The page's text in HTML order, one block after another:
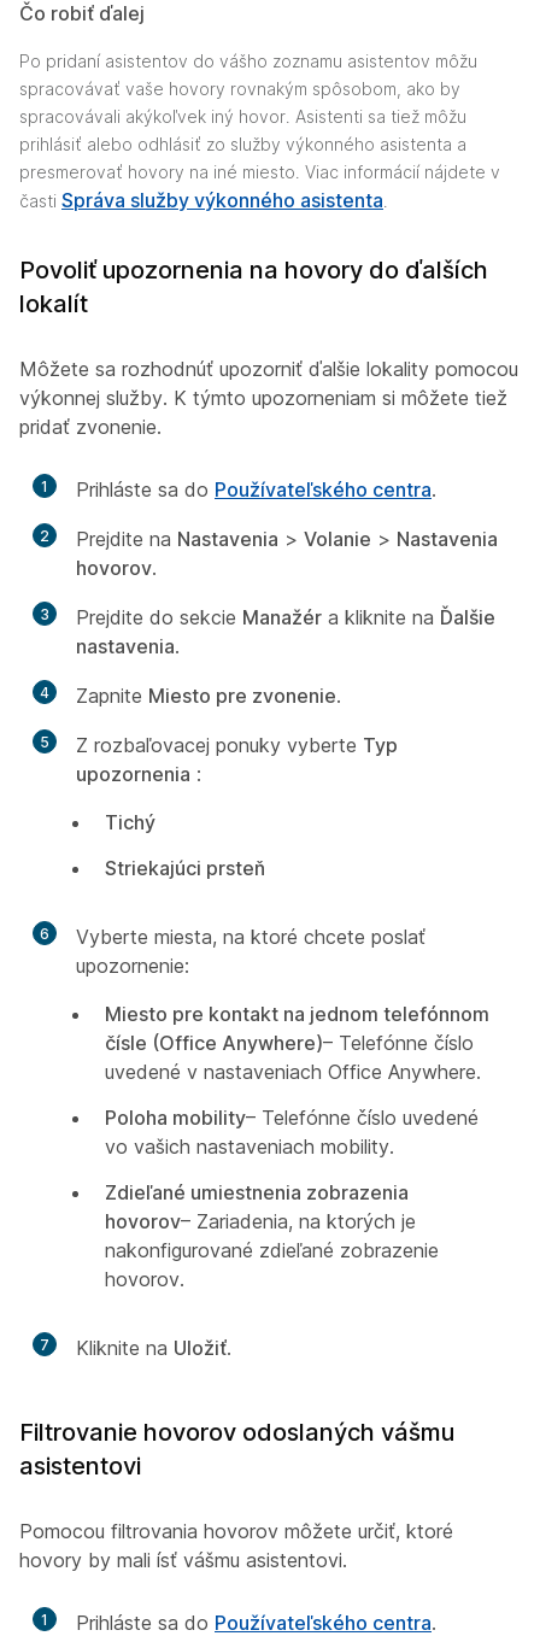
Čo robiť ďalej
Po pridaní asistentov do vášho zoznamu asistentov môžu
spracovávať vaše hovory rovnakým spôsobom, ako by
spracovávali akýkoľvek iný hovor. Asistenti sa tiež môžu
prihlásiť alebo odhlásiť zo služby výkonného asistenta a
presmerovať hovory na iné miesto. Viac informácií nájdete v
časti Správa služby výkonného asistenta
Povoliť upozornenia na hovory do ďalších
lokalít
Môžete sa rozhodnúť upozorniť ďalšie lokality pomocou
výkonnej služby. K týmto upozorneniam si môžete tiež
pridať zvonenie.
1 Prihláste sa do Používateľského centra.
2 Prejdite na Nastavenia > Volanie > Nastavenia
hovorov.
3 Prejdite do sekcie Manažér a kliknite na Ďalšie
nastavenia.
4 Zapnite Miesto pre zvonenie.
5 Z rozbaľovacej ponuky vyberte Typ
upozornenia :
Tichý
Striekajúci prsteň
6
Vyberte miesta, na ktoré chcete poslať
upozornenie:
Miesto pre kontakt na jednom telefónnom
čísle (Office Anywhere)– Telefónne číslo
uvedené v nastaveniach Office Anywhere.
Poloha mobility– Telefónne číslo uvedené
vo vašich nastaveniach mobility.
Zdieľané umiestnenia zobrazenia
hovorov– Zariadenia, na ktorých je
nakonfigurované zdieľané zobrazenie
hovorov.
7 Kliknite na Uložiť.
Filtrovanie hovorov odoslaných vášmu
asistentovi
Pomocou filtrovania hovorov môžete určiť, ktoré
hovory by mali ísť vášmu asistentovi.
1 Prihláste sa do Používateľského centra.